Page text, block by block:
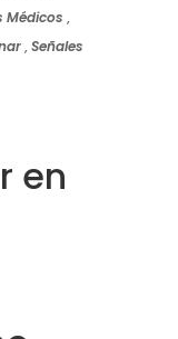
Médicos ,
,Señales
en